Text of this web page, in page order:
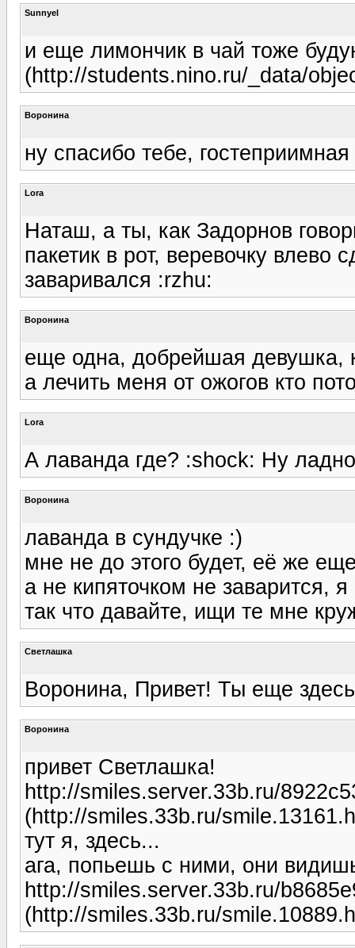
Sunnyel
и еще лимончик в чай тоже
(http://students.nino.ru/_data/
Воронина
ну спасибо тебе,
Lora
Наташ, а ты, как Задорнов
пакетик в рот, веревочку влево
заваривался :rzhu:
Воронина
еще одна, добрейшая девушка,
а лечить меня от ожогов кто
Lora
А лаванда где? :shock: Ну
Воронина
лаванда в сундучке :)
мне не до этого будет, её же
а не кипяточком не заварится,
так что давайте, ищи те мне
Светлашка
Воронина, Привет! Ты еще
Воронина
привет Светлашка!
http://smiles.server.33b.ru/
(http://smiles.33b.ru/
тут я, здесь...
ага, попьешь с ними, они
http://smiles.server.33b.ru/
(http://smiles.33b.ru/